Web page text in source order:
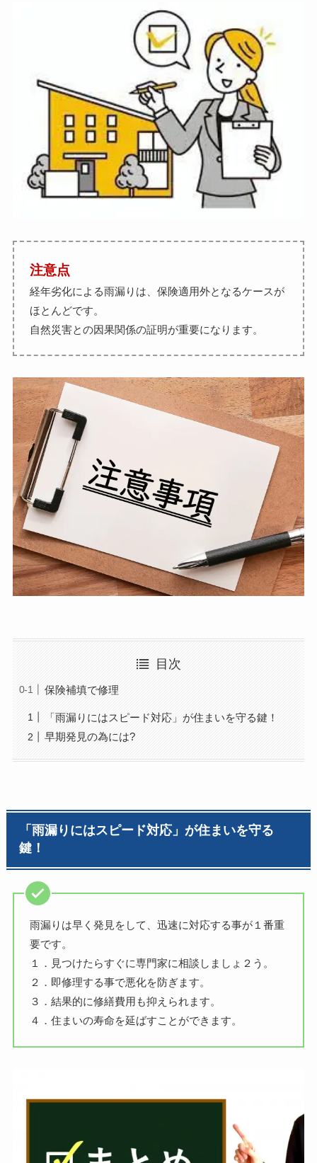
注意点
経年劣化による雨漏りは、保険適用外となるケースが
ほとんどです。
自然災害との因果関係の証明が重要になります。
目次
保険補填で修理
「雨漏りにはスピード対応」が住まいを守る鍵！
早期発見の為には?
「 雨漏りにはスピード対応」が住まいを守る
鍵！
雨漏りは早く発見をして、迅速に対応する事が１番重
要です。
１．見つけたらすぐに専門家に相談しましょ２う。
２．即修理する事で悪化を防ぎます。
３．結果的に修繕費用も抑えられます。
４．住まいの寿命を延ばすことができます。